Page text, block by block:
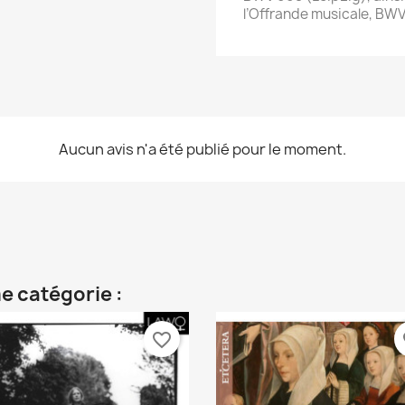
l’Offrande musicale,
Aucun avis n'a été publié pour le moment.
catégorie :
favorite_border